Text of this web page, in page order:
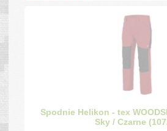
Spodnie Helikon - tex
Sky / Czarne